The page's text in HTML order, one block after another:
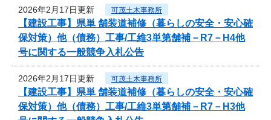
2026年2月17日更新 可茂土木事務所
【建設工事】県単 舗装道補修（暮らしの安全・安心確
保対策）他（債務）工事/工維3単第舗補－R7－H4他
号に関する一般競争入札公告
2026年2月17日更新 可茂土木事務所
【建設工事】県単 舗装道補修（暮らしの安全・安心確
保対策）他（債務）工事/工維3単第舗補－R7－H3他